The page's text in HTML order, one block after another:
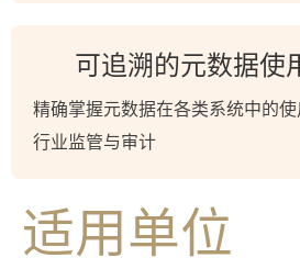
可追溯的元数据使
精确掌握元数据在各类系统中的
行业监管与审计
适用单位